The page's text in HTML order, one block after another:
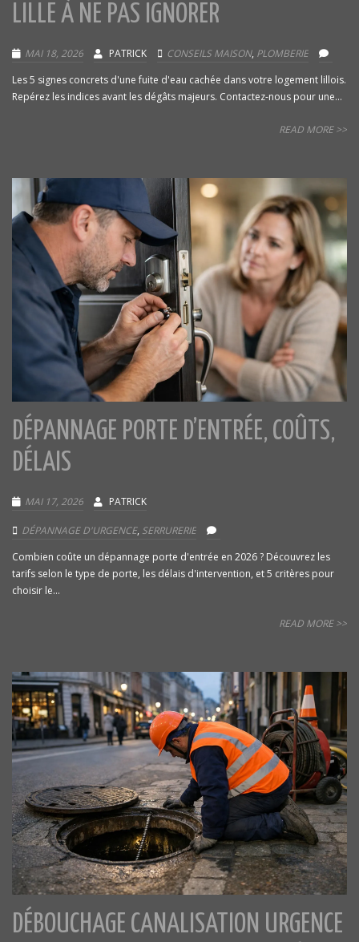
LILLE À NE PAS IGNORER
MAI 18, 2026 PATRICK CONSEILS MAISON, PLOMBERIE
Les 5 signes concrets d'une fuite d'eau cachée dans votre logement lillois.
Repérez les indices avant les dégâts majeurs. Contactez-nous pour une...
READ MORE >>
DÉPANNAGE PORTE D’ENTRÉE, COÛTS,
DÉLAIS
MAI 17, 2026 PATRICK
DÉPANNAGE D'URGENCE, SERRURERIE
Combien coûte un dépannage porte d'entrée en 2026 ? Découvrez les
tarifs selon le type de porte, les délais d'intervention, et 5 critères pour
choisir le...
READ MORE >>
DÉBOUCHAGE CANALISATION URGENCE